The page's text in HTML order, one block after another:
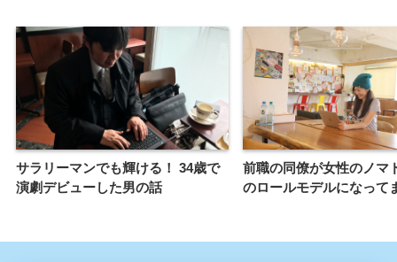
サラリーマンでも輝ける！ 34歳で
演劇デビューした男の話
前職の同僚が女性のノマ
のロールモデルになって